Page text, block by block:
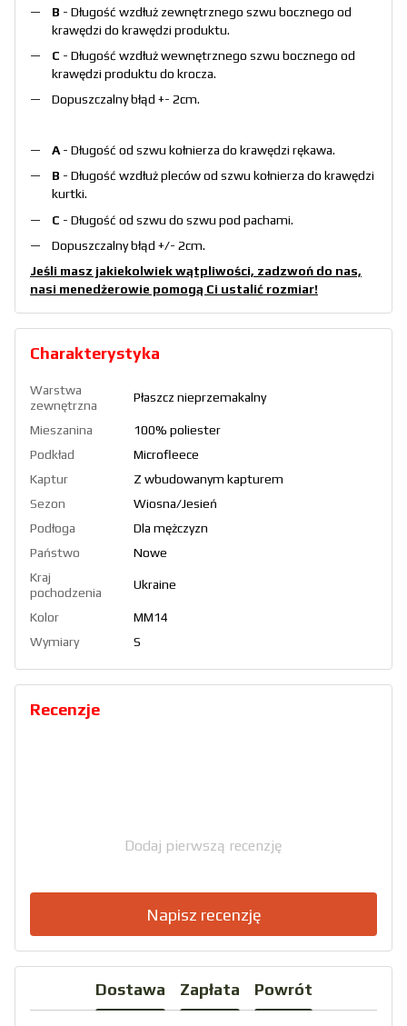
B - Długość wzdłuż zewnętrznego szwu bocznego od
krawędzi do krawędzi produktu.
C - Długość wzdłuż wewnętrznego szwu bocznego od
krawędzi produktu do krocza.
Dopuszczalny błąd +- 2cm.
A - Długość od szwu kołnierza do krawędzi rękawa.
B - Długość wzdłuż pleców od szwu kołnierza do krawędzi
kurtki.
C - Długość od szwu do szwu pod pachami.
Dopuszczalny błąd +/- 2cm.
Jeśli masz jakiekolwiek wątpliwości, zadzwoń do nas,
nasi menedżerowie pomogą Ci ustalić rozmiar!
Charakterystyka
Warstwa
zewnętrzna
Płaszcz nieprzemakalny
Mieszanina
100% poliester
Podkład
Microfleece
Kaptur
Z wbudowanym kapturem
Sezon
Wiosna/Jesień
Podłoga
Dla mężczyzn
Państwo
Nowe
Kraj
pochodzenia
Ukraine
Kolor
ММ14
Wymiary
S
Recenzje
Dodaj pierwszą recenzję
Napisz recenzję
Dostawa Zapłata Powrót